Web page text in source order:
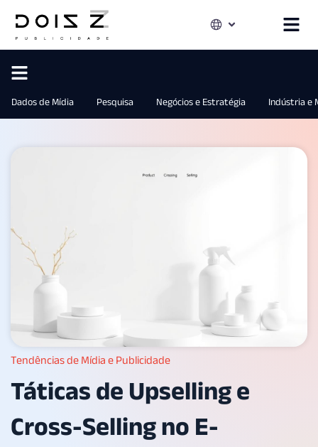
Dados de Mídia Pesquisa Negócios e Estratégia Indústria e
Tendências de Mídia e Publicidade
Táticas de Upselling e
Cross-Selling no E-